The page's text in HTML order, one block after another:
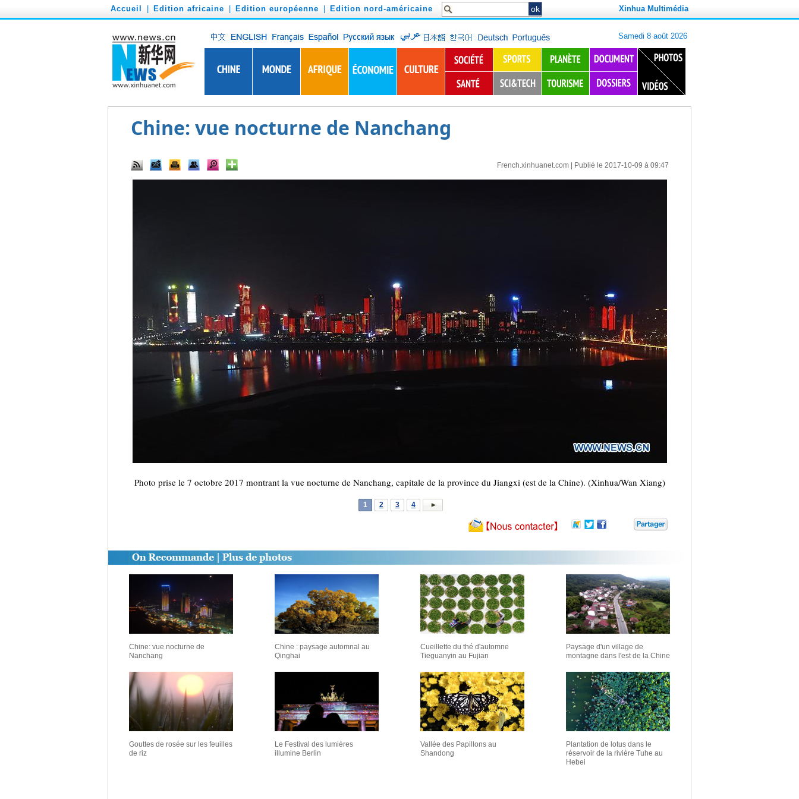
Accueil Edition africaine Edition européenne Edition nord-américaine Xinhua Multimédia
Chine: vue nocturne de Nanchang
French.xinhuanet.com| Publié le 2017-10-09 à 09:47
Photo prise le 7 octobre 2017 montrant la vue nocturne de Nanchang, capitale de la province du Jiangxi (est de la Chine). (Xinhua/Wan Xiang)
1 2 3 4
Chine: vue nocturne de
Nanchang
Chine : paysage automnal au
Qinghai
Cueillette du thé d'automne
Tieguanyin au Fujian
Paysage d'un village de
montagne dans l'est de la Chine
Gouttes de rosée sur les feuilles
de riz
Le Festival des lumières
illumine Berlin
Vallée des Papillons au
Shandong
Plantation de lotus dans le
réservoir de la rivière Tuhe au
Hebei